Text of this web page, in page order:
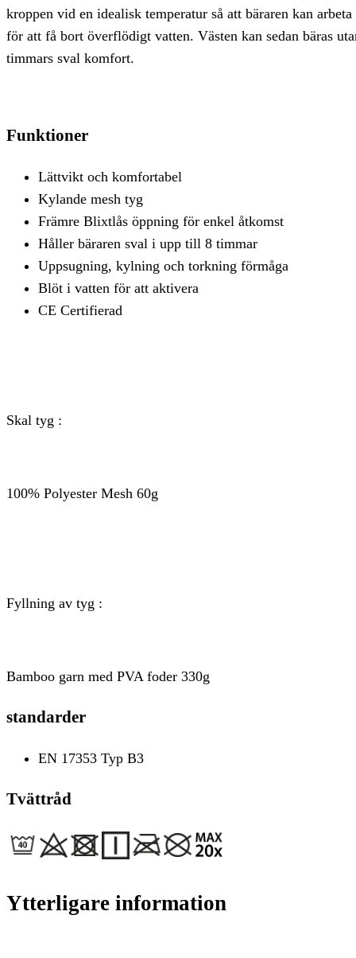
kroppen vid en idealisk temperatur så att bäraren kan
för att få bort överflödigt vatten. Västen kan sedan bäras
timmars sval komfort.
Funktioner
Lättvikt och komfortabel
Kylande mesh tyg
Främre Blixtlås öppning för enkel åtkomst
Håller bäraren sval i upp till 8 timmar
Uppsugning, kylning och torkning förmåga
Blöt i vatten för att aktivera
CE Certifierad
Skal tyg :
100% Polyester Mesh 60g
Fyllning av tyg :
Bamboo garn med PVA foder 330g
standarder
EN 17353 Typ B3
Tvättråd
Ytterligare information